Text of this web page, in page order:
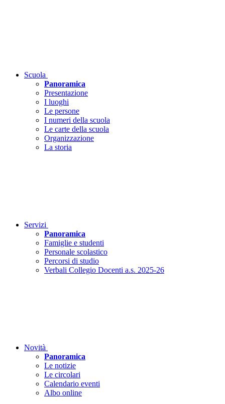
Scuola
Panoramica
Presentazione
I luoghi
Le persone
I numeri della scuola
Le carte della scuola
Organizzazione
La storia
Servizi
Panoramica
Famiglie e studenti
Personale scolastico
Percorsi di studio
Verbali Collegio Docenti a.s. 2025-26
Novità
Panoramica
Le notizie
Le circolari
Calendario eventi
Albo online